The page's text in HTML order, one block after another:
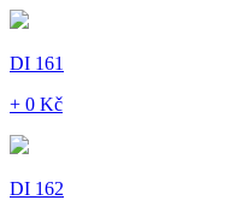
DI 161
+ 0 Kč
DI 162